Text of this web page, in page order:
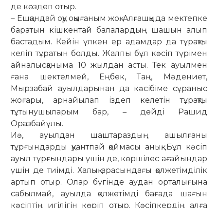
де көздеп отыр.
– Ешқандай оқу оқығаным жоқ. Алғашқыда мектепке
баратын кішкентай балалардың шашын алып
бастадым. Кейін үлкен ер адамдар да тұрақты
келіп тұратын болды. Жалпы бұл кәсіп түрімен
айналысқаныма 10 жылдан асты. Тек ауылмен
ғана шектелмей, Еңбек, Таң, Мәдениет,
Мырзабай ауылдарынан да кәсібіме сұраныс
жоғары, арнайылап іздеп келетін тұрақты
тұтынушыларым бар, – дейді Рашид
Оразбайұлы.
Иә, ауылдан шаштараздың ашылғаны
тұрғындарды қуантпай қоймасы анық. Бұл кәсіп
ауыл тұрғындары үшін де, көршілес ағайындар
үшін де тиімді. Халық арасындағы қолжетімділік
артып отыр. Олар бүгінде аудан орталығына
сабылмай, ауылда қолжетімді бағада шағын
кәсіптің игілігін көріп отыр. Кәсіпкердің алға